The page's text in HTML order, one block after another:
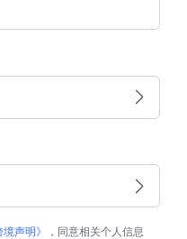
声明》
，同意相关个人信息